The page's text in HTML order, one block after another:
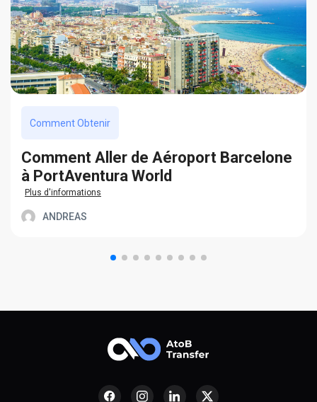
Comment Obtenir
Сomment Aller de Aéroport Barcelone
à PortAventura World
Plus d'informations
ANDREAS